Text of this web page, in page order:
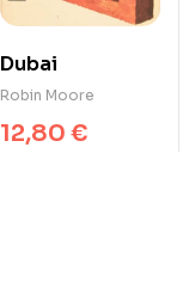
Dubai
Robin Moore
12,80 €